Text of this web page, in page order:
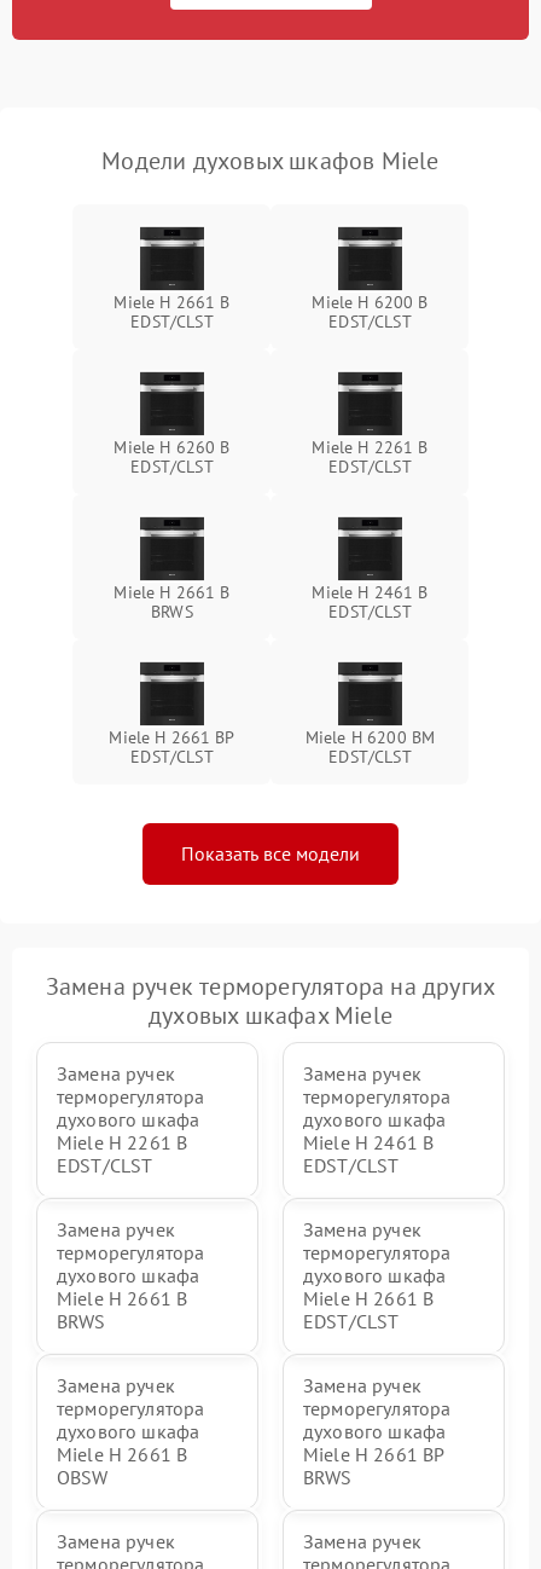
Модели духовых шкафов Miele
Miele H 2661 B
EDST/CLST
Miele H 6200 B
EDST/CLST
Miele H 6260 B
EDST/CLST
Miele H 2261 B
EDST/CLST
Miele H 2661 B
BRWS
Miele H 2461 B
EDST/CLST
Miele H 2661 BP
EDST/CLST
Miele H 6200 BM
EDST/CLST
Показать все модели
Замена ручек терморегулятора на других
духовых шкафах Miele
Замена ручек
терморегулятора
духового шкафа
Miele H 2261 B
EDST/CLST
Замена ручек
терморегулятора
духового шкафа
Miele H 2461 B
EDST/CLST
Замена ручек
терморегулятора
духового шкафа
Miele H 2661 B
BRWS
Замена ручек
терморегулятора
духового шкафа
Miele H 2661 B
EDST/CLST
Замена ручек
терморегулятора
духового шкафа
Miele H 2661 B
OBSW
Замена ручек
терморегулятора
духового шкафа
Miele H 2661 BP
BRWS
Замена ручек
терморегулятора
Замена ручек
терморегулятора